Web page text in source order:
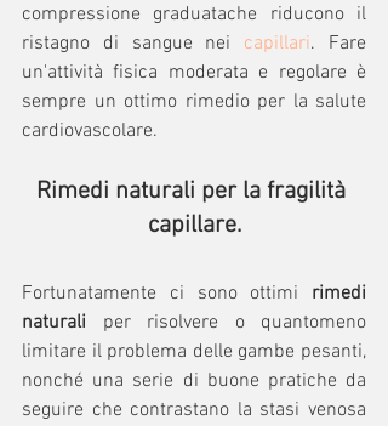
compressione graduatache riducono il
ristagno di sangue nei capillari. Fare
un'attività fisica moderata e regolare è
sempre un ottimo rimedio per la salute
cardiovascolare.
Rimedi naturali per la fragilità
capillare.
Fortunatamente ci sono ottimi rimedi
naturali per risolvere o quantomeno
limitare il problema delle gambe pesanti,
nonché una serie di buone pratiche da
seguire che contrastano la stasi venosa